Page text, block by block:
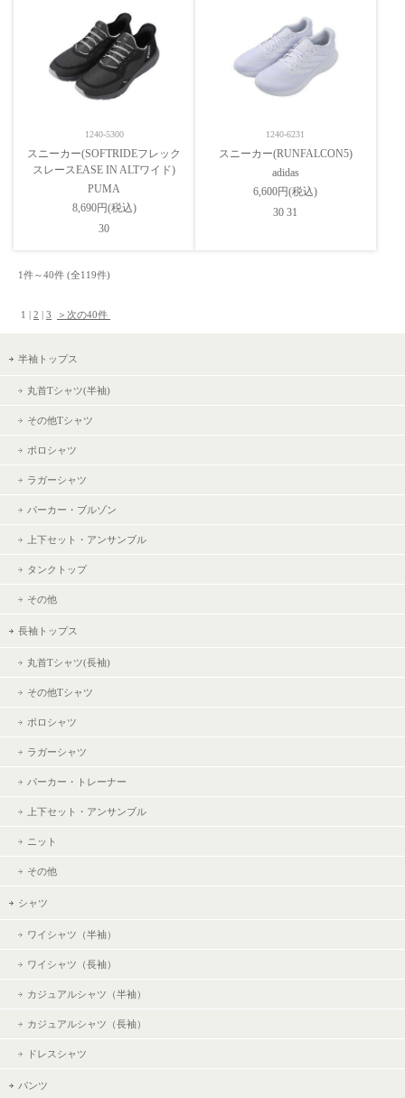
半袖トップス
丸首Tシャツ(半袖)
その他Tシャツ
ポロシャツ
ラガーシャツ
パーカー・ブルゾン
上下セット・アンサンブル
タンクトップ
その他
長袖トップス
丸首Tシャツ(長袖)
その他Tシャツ
ポロシャツ
ラガーシャツ
パーカー・トレーナー
上下セット・アンサンブル
ニット
その他
シャツ
ワイシャツ（半袖）
ワイシャツ（長袖）
カジュアルシャツ（半袖）
カジュアルシャツ（長袖）
ドレスシャツ
パンツ
1240-5300
スニーカー(SOFTRIDEフレック
スレースEASE IN ALTワイド)
PUMA
8,690円(税込)
30
1240-6231
スニーカー(RUNFALCON5)
adidas
6,600円(税込)
30 31
1件～40件 (全119件)
1 | 2 | 3 ＞次の40件